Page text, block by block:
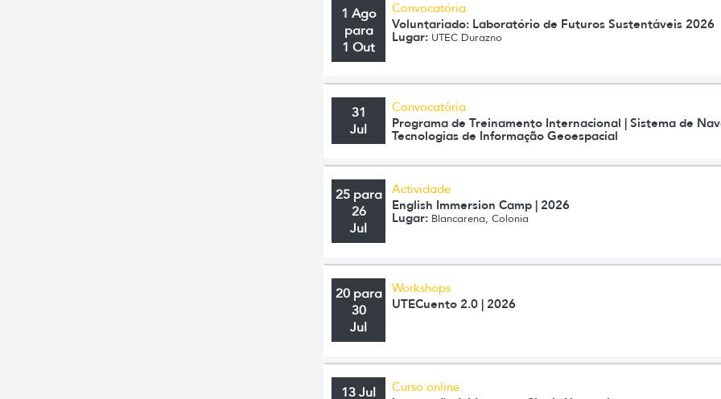
1 Ago
para
1 Out
Convocatória
Voluntariado: Laboratório de Futuros Sustentáveis 2026
Lugar: UTEC Durazno
31
Jul
Convocatória
Programa de Treinamento Internacional | Sistema de
Tecnologias de Informação Geoespacial
25 para
26
Jul
Actividade
English Immersion Camp | 2026
Lugar: Blancarena, Colonia
20 para
30
Jul
Workshops
UTECuento 2.0 | 2026
13 Jul Curso online